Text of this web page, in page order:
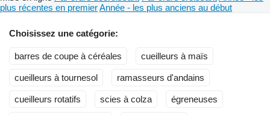
plus récentes en premierAnnée - les plus anciens au début
Choisissez une catégorie:
barres de coupe à céréales cueilleurs à maïs
cueilleurs à tournesol ramasseurs d'andains
cueilleurs rotatifs scies à colza égreneuses